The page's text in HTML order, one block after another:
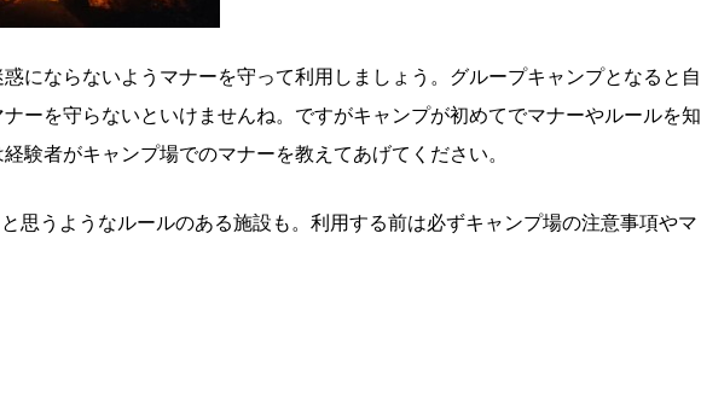
にならないようマナーを守って利用しましょう。グループキャンプとなると自
ーを守らないといけませんね。ですがキャンプが初めてでマナーやルールを知
験者がキャンプ場でのマナーを教えてあげてください。
思うようなルールのある施設も。利用する前は必ずキャンプ場の注意事項やマ